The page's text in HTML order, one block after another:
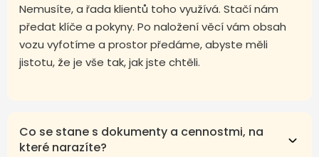
Nemusíte, a řada klientů toho využívá. Stačí nám
předat klíče a pokyny. Po naložení věcí vám obsah
vozu vyfotíme a prostor předáme, abyste měli
jistotu, že je vše tak, jak jste chtěli.
Co se stane s dokumenty a cennostmi, na
které narazíte?